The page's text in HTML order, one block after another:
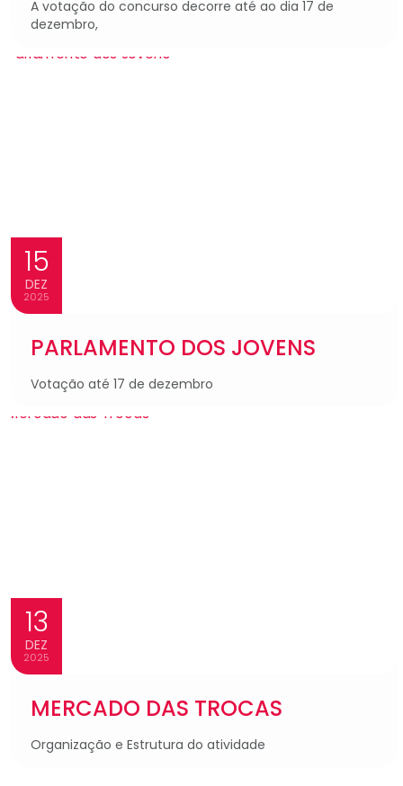
A votação do concurso decorre até ao dia 17 de
dezembro,
15
DEZ
2025
PARLAMENTO DOS JOVENS
Votação até 17 de dezembro
13
DEZ
2025
MERCADO DAS TROCAS
Organização e Estrutura do atividade